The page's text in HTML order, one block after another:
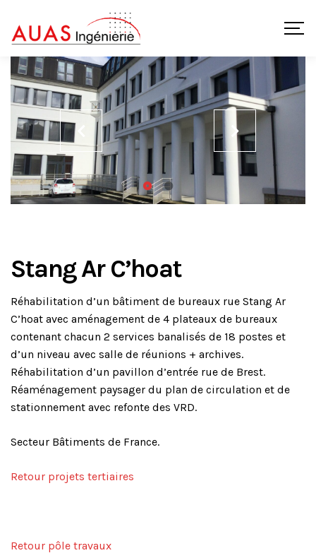
Stang Ar C’hoat
Réhabilitation d’un bâtiment de bureaux rue Stang Ar
C’hoat avec aménagement de 4 plateaux de bureaux
contenant chacun 2 services banalisés de 18 postes et
d’un niveau avec salle de réunions + archives.
Réhabilitation d’un pavillon d’entrée rue de Brest.
Réaménagement paysager du plan de circulation et de
stationnement avec refonte des VRD.
Secteur Bâtiments de France.
Retour projets tertiaires
Retour pôle travaux